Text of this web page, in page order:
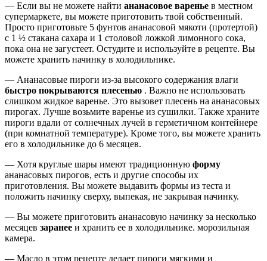
— Если вы не можете найти ананасовое варенье в местном
супермаркете, вы можете приготовить твой собственный.
Просто приготовьте 5 фунтов ананасовой мякоти (протертой)
с 1 ½ стакана сахара и 1 столовой ложкой лимонного сока,
пока она не загустеет. Остудите и используйте в рецепте. Вы
можете хранить начинку в холодильнике.
— Ананасовые пироги из-за высокого содержания влаги
быстро покрываются плесенью . Важно не использовать
слишком жидкое варенье. Это вызовет плесень на ананасовых
пирогах. Лучше возьмите варенье из сушилки. Также храните
пироги вдали от солнечных лучей в герметичном контейнере
(при комнатной температуре). Кроме того, вы можете хранить
его в холодильнике до 6 месяцев.
— Хотя круглые шары имеют традиционную форму
ананасовых пирогов, есть и другие способы их
приготовления. Вы можете выдавить формы из теста и
положить начинку сверху, выпекая, не закрывая начинку.
— Вы можете приготовить ананасовую начинку за несколько
месяцев заранее и хранить ее в холодильнике. морозильная
камера.
— Масло в этом рецепте делает пироги мягкими и